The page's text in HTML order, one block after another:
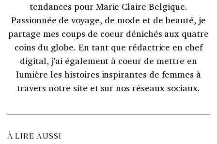
tendances pour Marie Claire Belgique.
Passionnée de voyage, de mode et de beauté, je
partage mes coups de coeur dénichés aux quatre
coins du globe. En tant que rédactrice en chef
digital, j'ai également à coeur de mettre en
lumière les histoires inspirantes de femmes à
travers notre site et sur nos réseaux sociaux.
À LIRE AUSSI